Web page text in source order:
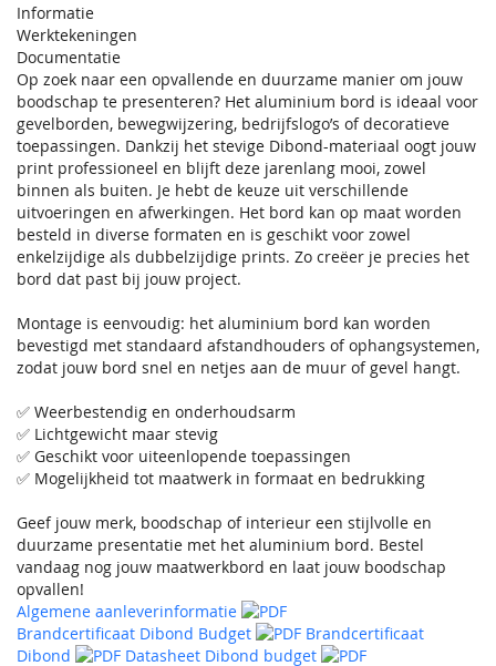
Informatie
Werktekeningen
Documentatie
Op zoek naar een opvallende en duurzame manier om jouw
boodschap te presenteren? Het aluminium bord is ideaal voor
gevelborden, bewegwijzering, bedrijfslogo’s of decoratieve
toepassingen. Dankzij het stevige Dibond-materiaal oogt jouw
print professioneel en blijft deze jarenlang mooi, zowel
binnen als buiten. Je hebt de keuze uit verschillende
uitvoeringen en afwerkingen. Het bord kan op maat worden
besteld in diverse formaten en is geschikt voor zowel
enkelzijdige als dubbelzijdige prints. Zo creëer je precies het
bord dat past bij jouw project.
Montage is eenvoudig: het aluminium bord kan worden
bevestigd met standaard afstandhouders of ophangsystemen,
zodat jouw bord snel en netjes aan de muur of gevel hangt.
✅ Weerbestendig en onderhoudsarm
✅ Lichtgewicht maar stevig
✅ Geschikt voor uiteenlopende toepassingen
✅ Mogelijkheid tot maatwerk in formaat en bedrukking
Geef jouw merk, boodschap of interieur een stijlvolle en
duurzame presentatie met het aluminium bord. Bestel
vandaag nog jouw maatwerkbord en laat jouw boodschap
opvallen!
Algemene aanleverinformatie
Brandcertificaat Dibond Budget
Brandcertificaat
Dibond
Datasheet Dibond budget